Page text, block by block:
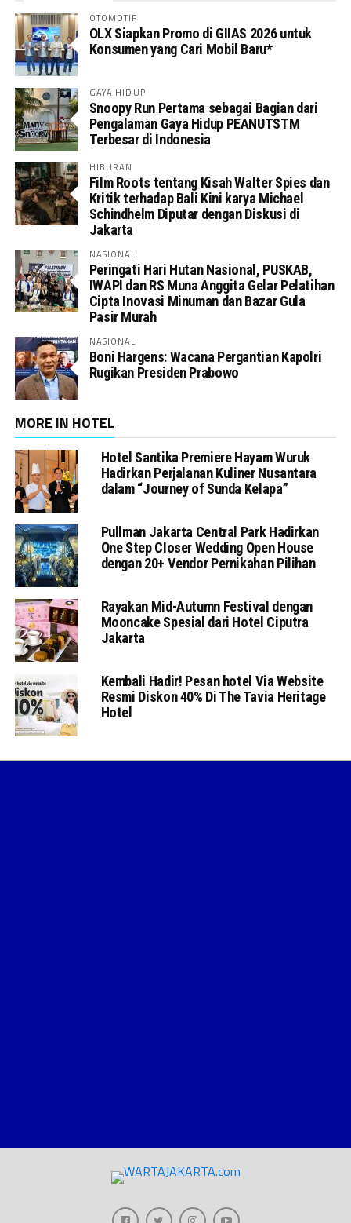
OTOMOTIF
OLX Siapkan Promo di GIIAS 2026 untuk
Konsumen yang Cari Mobil Baru*
GAYA HIDUP
Snoopy Run Pertama sebagai Bagian dari
Pengalaman Gaya Hidup PEANUTSTM
Terbesar di Indonesia
HIBURAN
Film Roots tentang Kisah Walter Spies dan
Kritik terhadap Bali Kini karya Michael
Schindhelm Diputar dengan Diskusi di
Jakarta
NASIONAL
Peringati Hari Hutan Nasional, PUSKAB,
IWAPI dan RS Muna Anggita Gelar Pelatihan
Cipta Inovasi Minuman dan Bazar Gula
Pasir Murah
NASIONAL
Boni Hargens: Wacana Pergantian Kapolri
Rugikan Presiden Prabowo
MORE IN HOTEL
Hotel Santika Premiere Hayam Wuruk
Hadirkan Perjalanan Kuliner Nusantara
dalam “Journey of Sunda Kelapa”
Pullman Jakarta Central Park Hadirkan
One Step Closer Wedding Open House
dengan 20+ Vendor Pernikahan Pilihan
Rayakan Mid-Autumn Festival dengan
Mooncake Spesial dari Hotel Ciputra
Jakarta
Kembali Hadir! Pesan hotel Via Website
Resmi Diskon 40% Di The Tavia Heritage
Hotel